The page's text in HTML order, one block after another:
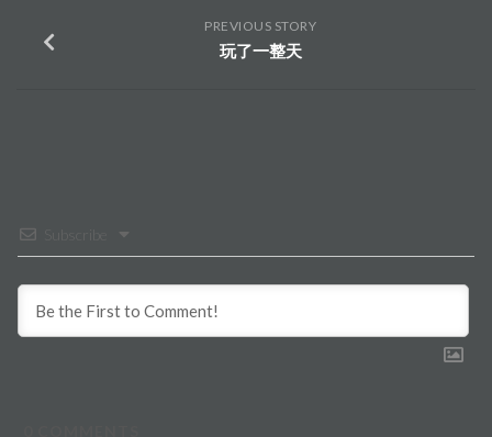
PREVIOUS STORY
玩了一整天